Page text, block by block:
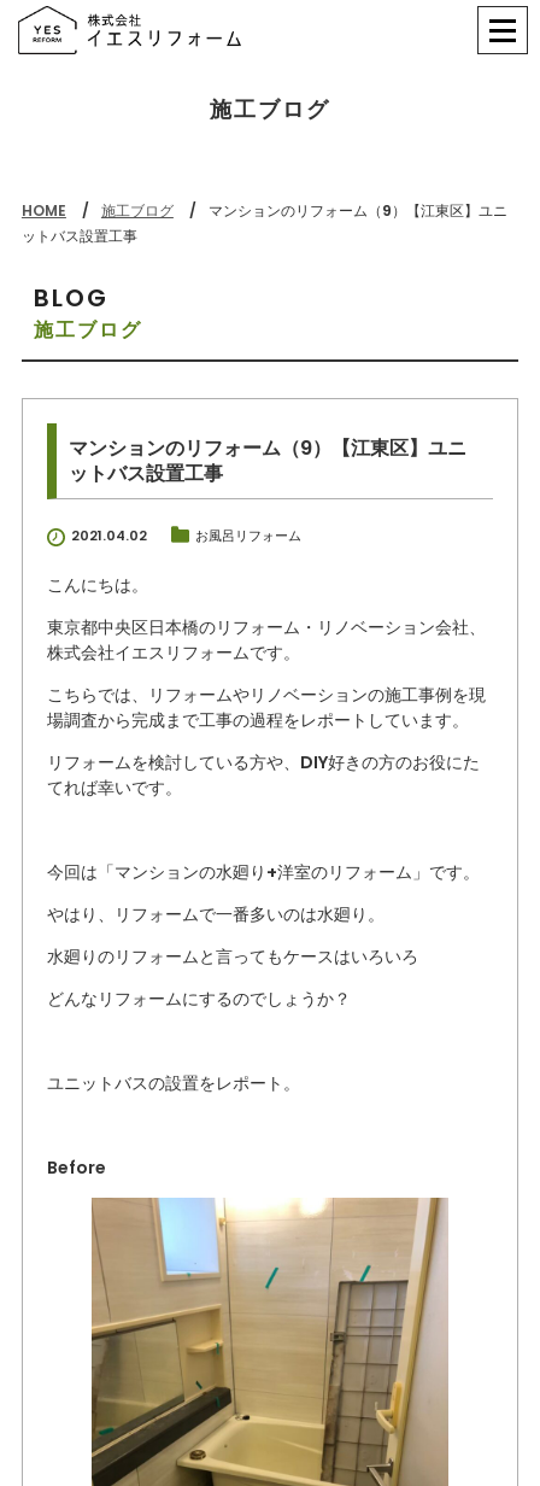
施工ブログ
HOME 施工ブログ
マンションのリフォーム（9）【江東区】ユニ
ットバス設置工事
BLOG
施工ブログ
マンションのリフォーム（9）【江東区】ユニ
ットバス設置工事
2021.04.02 お風呂リフォーム
こんにちは。
東京都中央区日本橋のリフォーム・リノベーション会社、
株式会社イエスリフォームです。
こちらでは、リフォームやリノベーションの施工事例を現
場調査から完成まで工事の過程をレポートしています。
リフォームを検討している方や、DIY好きの方のお役にた
てれば幸いです。
今回は「マンションの水廻り+洋室のリフォーム」です。
やはり、リフォームで一番多いのは水廻り。
水廻りのリフォームと言ってもケースはいろいろ
どんなリフォームにするのでしょうか？
ユニットバスの設置をレポート。
Before